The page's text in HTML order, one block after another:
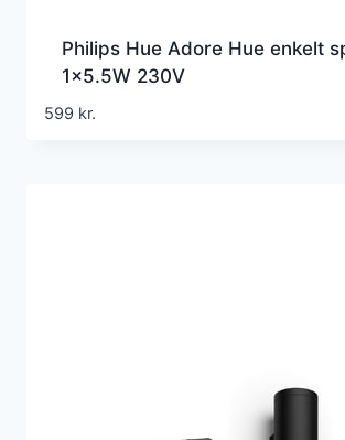
Philips Hue Adore Hue enkelt
1×5.5W 230V
599 kr.